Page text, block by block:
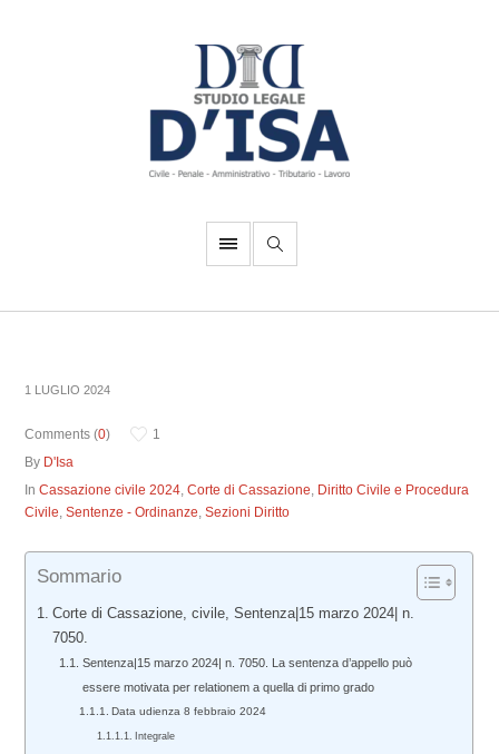
1 LUGLIO 2024
Comments (0)
1
By D'Isa
InCassazione civile 2024,Corte di Cassazione, Diritto Civile e Procedura
Civile,Sentenze - Ordinanze,Sezioni Diritto
Sommario
Corte di Cassazione, civile, Sentenza|15 marzo 2024| n.
7050.
Sentenza|15 marzo 2024| n. 7050. La sentenza d’appello può
essere motivata per relationem a quella di primo grado
Data udienza 8 febbraio 2024
Integrale